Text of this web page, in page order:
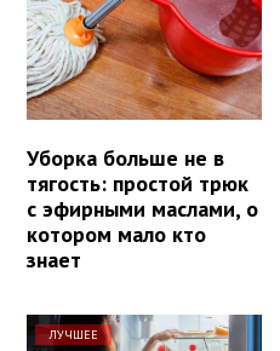
Уборка больше не в
тягость: простой трюк
с эфирными маслами, о
котором мало кто
знает
ЛУЧШЕЕ